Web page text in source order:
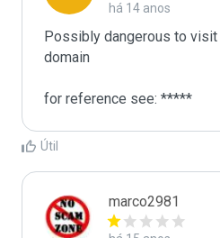
há 14 anos
Possibly dangerous to
domain
for reference see: *****
Útil
marco2981